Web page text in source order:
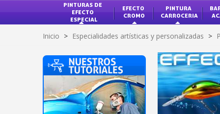
PINTURAS DE
EFECTO
ESPECIAL
EFECTO
CROMO
PINTURA
CARROCERIA
Inicio > Especialidades artísticas y personalizadas >